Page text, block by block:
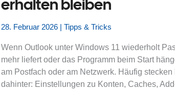
erhalten bleiben
28. Februar 2026 | Tipps & Tricks
Wenn Outlook unter Windows 11 wiederholt
mehr liefert oder das Programm beim Start
am Postfach oder am Netzwerk. Häufig
dahinter: Einstellungen zu Konten, Caches,